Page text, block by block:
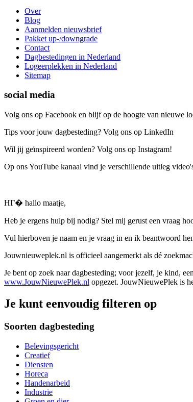
Over
Blog
Aanmelden nieuwsbrief
Pakket up-/downgrade
Contact
Dagbestedingen in Nederland
Logeerplekken in Nederland
Sitemap
social media
Volg ons op Facebook en blijf op de hoogte van nieuwe
Tips voor jouw dagbesteding? Volg ons op LinkedIn
Wil jij geïnspireerd worden? Volg ons op Instagram!
Op ons YouTube kanaal vind je verschillende uitleg
HГ� hallo maatje,
Heb je ergens hulp bij nodig? Stel mij gerust een vraag
Vul hierboven je naam en je vraag in en ik beantwoord
Jouwnieuweplek.nl is officieel aangemerkt als dé
Je bent op zoek naar dagbesteding; voor jezelf, je kind,
www.JouwNieuwePlek.nl opgezet. JouwNieuwePlek is
Je kunt eenvoudig filteren op
Soorten dagbesteding
Belevingsgericht
Creatief
Diensten
Horeca
Handenarbeid
Industrie